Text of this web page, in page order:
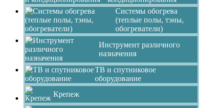
Системы обогрева
(теплые полы, тэны,
обогреватели)
Инструмент различного
назначения
ТВ и спутниковое
оборудование
Крепеж